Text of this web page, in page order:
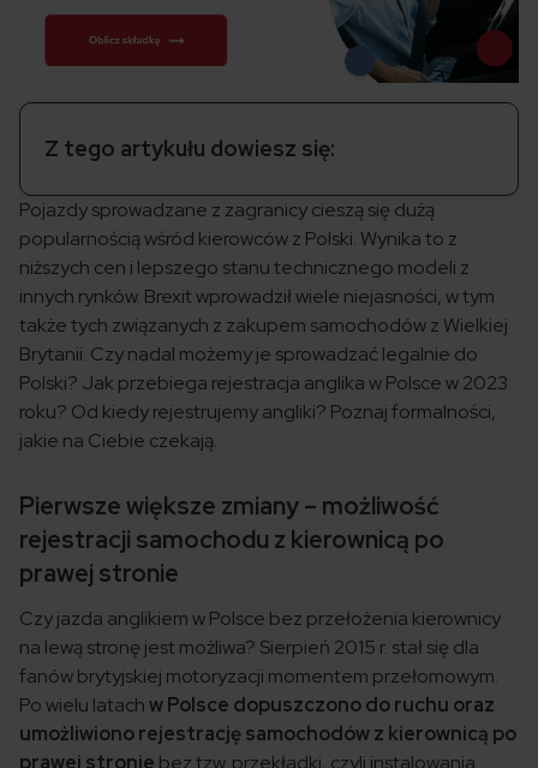
Z tego artykułu dowiesz się:
Pojazdy sprowadzane z zagranicy cieszą się dużą
popularnością wśród kierowców z Polski. Wynika to z
niższych cen i lepszego stanu technicznego modeli z
innych rynków. Brexit wprowadził wiele niejasności, w tym
także tych związanych z zakupem samochodów z Wielkiej
Brytanii. Czy nadal możemy je sprowadzać legalnie do
Polski? Jak przebiega rejestracja anglika w Polsce w 2023
roku? Od kiedy rejestrujemy angliki? Poznaj formalności,
jakie na Ciebie czekają.
Pierwsze większe zmiany – możliwość
rejestracji samochodu z kierownicą po
prawej stronie
Czy jazda anglikiem w Polsce bez przełożenia kierownicy
na lewą stronę jest możliwa? Sierpień 2015 r. stał się dla
fanów brytyjskiej motoryzacji momentem przełomowym.
Po wielu latachw Polsce dopuszczono do ruchu oraz
umożliwiono rejestrację samochodów z kierownicą po